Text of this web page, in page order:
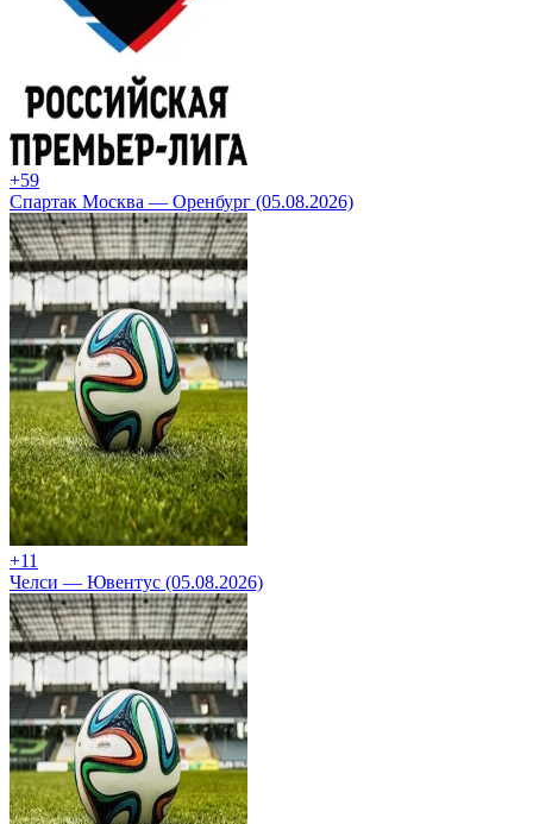
+59
Спартак Москва — Оренбург (05.08.2026)
+11
Челси — Ювентус (05.08.2026)